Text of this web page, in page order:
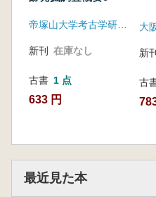
新刊 在庫なし
古書 1 点
633 円
新刊
古
最近見た本